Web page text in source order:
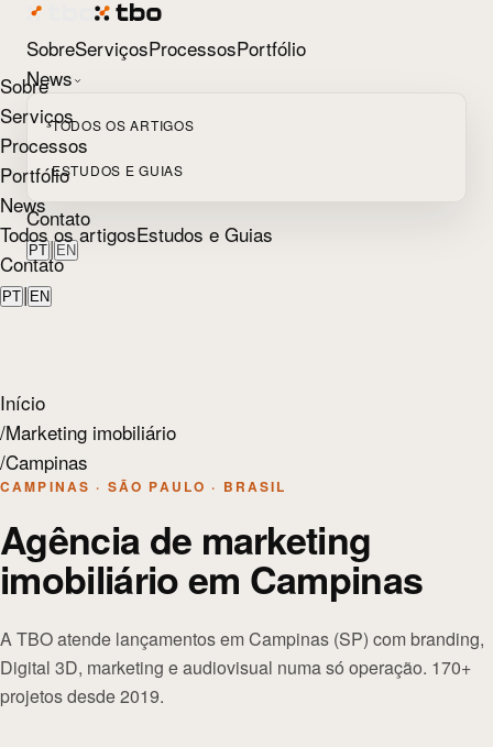
SobreServiçosProcessosPortfólio
News
TODOS OS ARTIGOS
ESTUDOS E GUIAS
Contato
PT | EN
Sobre
Serviços
Processos
Portfólio
News
Todos os artigosEstudos e Guias
Contato
PT | EN
Início
/Marketing imobiliário
/Campinas
CAMPINAS · SÃO PAULO · BRASIL
Agência de marketing
imobiliário em Campinas
A TBO atende lançamentos em Campinas (SP) com branding,
Digital 3D, marketing e audiovisual numa só operação. 170+
projetos desde 2019.